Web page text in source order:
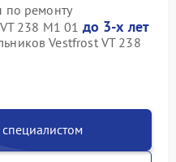
по ремонту
238 M1 01 до 3-х лет
Vestfrost VT 238